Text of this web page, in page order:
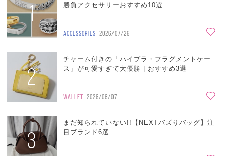
1
勝負アクセサリーおすすめ10選
ACCESSORIES 2026/07/26
2
チャーム付きの「ハイブラ・フラグメントケー
ス」が可愛すぎて大優勝 | おすすめ3選
WALLET 2026/08/07
3
まだ知られていない!!【NEXTバズりバッグ】注
目ブランド6選